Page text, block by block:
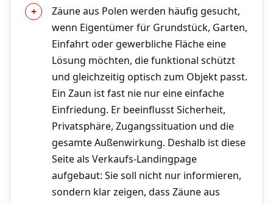
Zäune aus Polen werden häufig gesucht,
wenn Eigentümer für Grundstück, Garten,
Einfahrt oder gewerbliche Fläche eine
Lösung möchten, die funktional schützt
und gleichzeitig optisch zum Objekt passt.
Ein Zaun ist fast nie nur eine einfache
Einfriedung. Er beeinflusst Sicherheit,
Privatsphäre, Zugangssituation und die
gesamte Außenwirkung. Deshalb ist diese
Seite als Verkaufs-Landingpage
aufgebaut: Sie soll nicht nur informieren,
sondern klar zeigen, dass Zäune aus